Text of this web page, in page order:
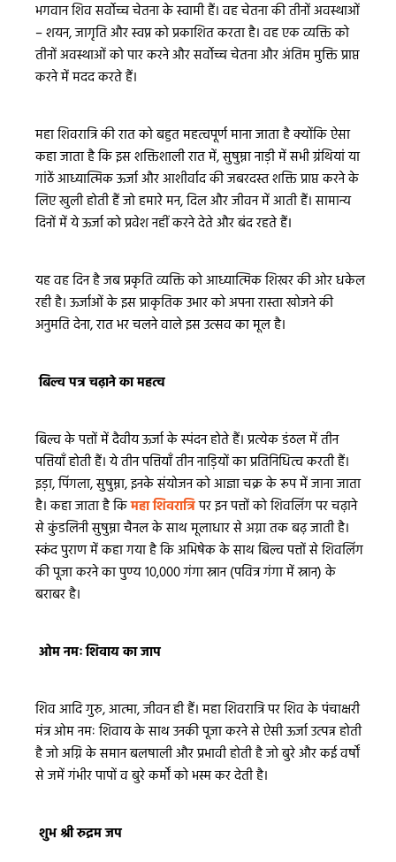
भगवान शिव सर्वोच्च चेतना के स्वामी हैं। वह चेतना की तीनों अवस्थाओं
– शयन, जागृति और स्वप्न को प्रकाशित करता है। वह एक व्यक्ति को
तीनों अवस्थाओं को पार करने और सर्वोच्च चेतना और अंतिम मुक्ति प्राप्त
करने में मदद करते हैं।
महा शिवरात्रि की रात को बहुत महत्वपूर्ण माना जाता है क्योंकि ऐसा
कहा जाता है कि इस शक्तिशाली रात में, सुषुम्ना नाड़ी में सभी ग्रंथियां या
गांठें आध्यात्मिक ऊर्जा और आशीर्वाद की जबरदस्त शक्ति प्राप्त करने के
लिए खुली होती हैं जो हमारे मन, दिल और जीवन में आती हैं। सामान्य
दिनों में ये ऊर्जा को प्रवेश नहीं करने देते और बंद रहते हैं।
यह वह दिन है जब प्रकृति व्यक्ति को आध्यात्मिक शिखर की ओर धकेल
रही है। ऊर्जाओं के इस प्राकृतिक उभार को अपना रास्ता खोजने की
अनुमति देना, रात भर चलने वाले इस उत्सव का मूल है।
बिल्व पत्र चढ़ाने का महत्व
बिल्व के पत्तों में दैवीय ऊर्जा के स्पंदन होते हैं। प्रत्येक डंठल में तीन
पत्तियाँ होती हैं। ये तीन पत्तियाँ तीन नाड़ियों का प्रतिनिधित्व करती हैं।
इड़ा, पिंगला, सुषुम्ना, इनके संयोजन को आज्ञा चक्र के रूप में जाना जाता
है। कहा जाता है किमहा शिवरात्रिपर इन पत्तों को शिवलिंग पर चढ़ाने
से कुंडलिनी सुषुम्ना चैनल के साथ मूलाधार से अग्ना तक बढ़ जाती है।
स्कंद पुराण में कहा गया है कि अभिषेक के साथ बिल्व पत्तों से शिवलिंग
की पूजा करने का पुण्य 10,000 गंगा स्नान (पवित्र गंगा में स्नान) के
बराबर है।
ओम नमः शिवाय का जाप
शिव आदि गुरु, आत्मा, जीवन ही हैं। महा शिवरात्रि पर शिव के पंचाक्षरी
मंत्र ओम नमः शिवाय के साथ उनकी पूजा करने से ऐसी ऊर्जा उत्पन्न होती
है जो अग्नि के समान बलषाली और प्रभावी होती है जो बुरे और कई वर्षों
से जमें गंभीर पापों व बुरे कर्मों को भस्म कर देती है।
शुभ श्री रुद्रम जप